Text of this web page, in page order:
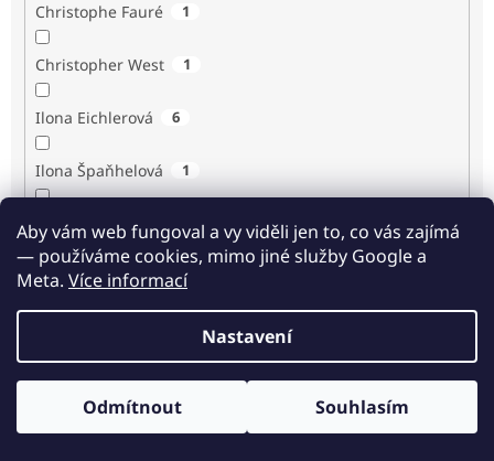
Aby vám web fungoval a vy viděli jen to, co vás zajímá
— používáme cookies, mimo jiné služby Google a
Meta. Více informací
Nastavení
Odmítnout Souhlasím
Christophe Fauré 1
Christopher West 1
Ilona Eichlerová 6
Ilona Špaňhelová 1
Ilse Sand
Immaculée Ilibagiza
Ingrid Biermann 1
Irvin D. Yalom 3 Odběr novinek